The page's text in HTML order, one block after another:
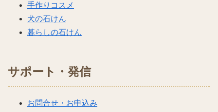
手作りコスメ
犬の石けん
暮らしの石けん
サポート・発信
お問合せ・お申込み